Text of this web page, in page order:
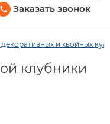
Заказать звонок
и хвойных
клубники